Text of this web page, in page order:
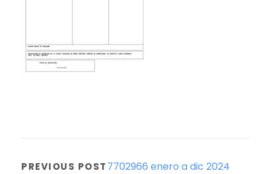
PREVIOUS POST7702966 enero a dic 2024